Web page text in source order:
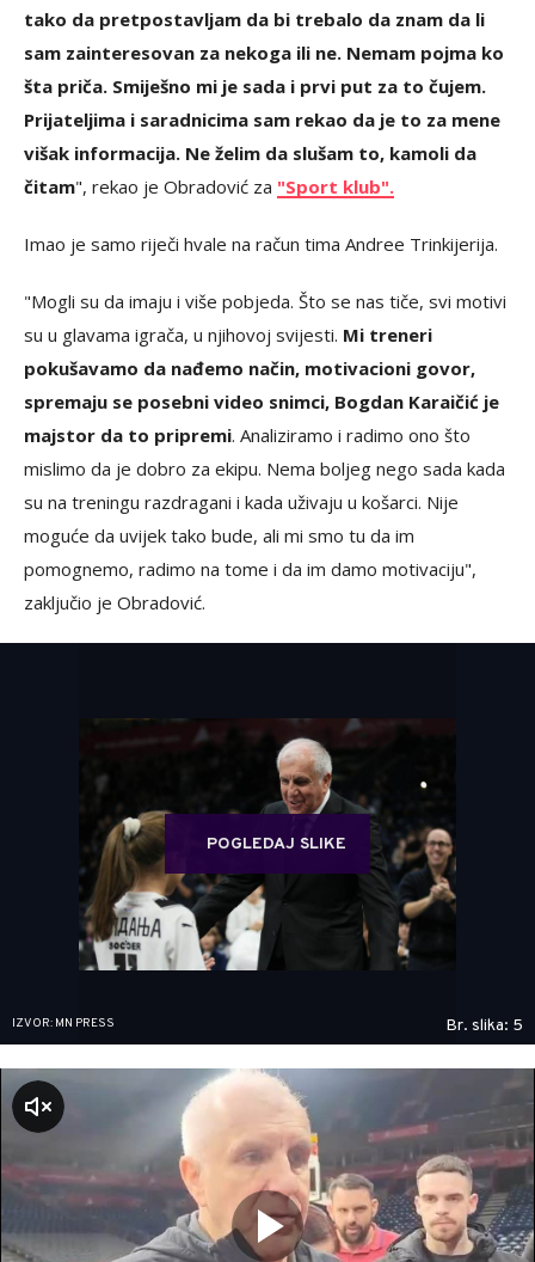
tako da pretpostavljam da bi trebalo da znam da li
sam zainteresovan za nekoga ili ne. Nemam pojma ko
šta priča. Smiješno mi je sada i prvi put za to čujem.
Prijateljima i saradnicima sam rekao da je to za mene
višak informacija. Ne želim da slušam to, kamoli da
čitam", rekao je Obradović za "Sport klub".
Imao je samo riječi hvale na račun tima Andree Trinkijerija.
"Mogli su da imaju i više pobjeda. Što se nas tiče, svi motivi
su u glavama igrača, u njihovoj svijesti. Mi treneri
pokušavamo da nađemo način, motivacioni govor,
spremaju se posebni video snimci, Bogdan Karaičić je
majstor da to pripremi. Analiziramo i radimo ono što
mislimo da je dobro za ekipu. Nema boljeg nego sada kada
su na treningu razdragani i kada uživaju u košarci. Nije
moguće da uvijek tako bude, ali mi smo tu da im
pomognemo, radimo na tome i da im damo motivaciju",
zaključio je Obradović.
POGLEDAJ SLIKE
IZVOR: MN PRESS Br. slika: 5